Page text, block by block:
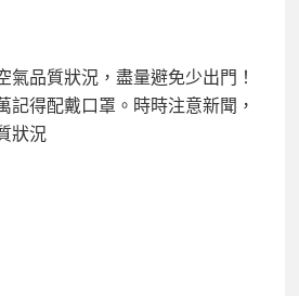
品質狀況，盡量避免少出門！
記得配戴口罩。時時注意新聞，
狀況